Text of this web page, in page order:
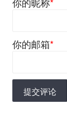
你的昵称*
你的邮箱*
提交评论